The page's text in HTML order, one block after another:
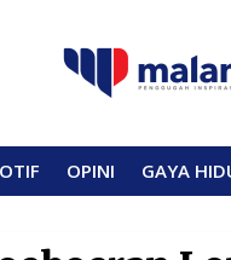
OPINI GAYA